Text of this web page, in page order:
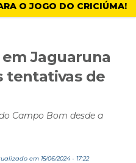
O JOGO DO CRICIÚMA!
Jaguaruna
tentativas de
Campo Bom desde a
em 15/06/2024 - 17:22